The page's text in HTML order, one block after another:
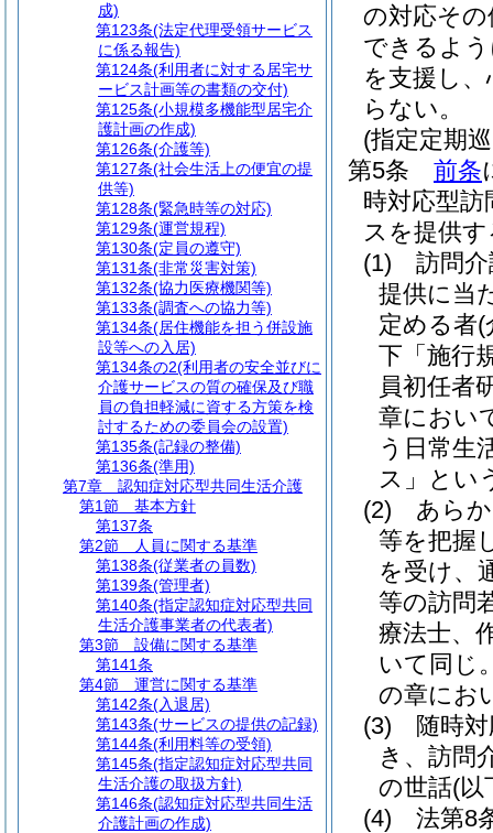
の対応そ
できるよ
を支援し
らない。
(指定定期
第5条
前条
時対応型
スを提供
(1)
訪問
提供に当
定める者(
下「施行
員初任者
章におい
う日常生
ス」とい
(2)
あら
等を把握
を受け、
等の訪問
療法士、
いて同じ
の章にお
(3)
随時
き、訪問
の世話(以
(4)
法第8
成)
第123条(法定代理受領サービス
に係る報告)
第124条(利用者に対する居宅サ
ービス計画等の書類の交付)
第125条(小規模多機能型居宅介
護計画の作成)
第126条(介護等)
第127条(社会生活上の便宜の提
供等)
第128条(緊急時等の対応)
第129条(運営規程)
第130条(定員の遵守)
第131条(非常災害対策)
第132条(協力医療機関等)
第133条(調査への協力等)
第134条(居住機能を担う併設施
設等への入居)
第134条の2(利用者の安全並びに
介護サービスの質の確保及び職
員の負担軽減に資する方策を検
討するための委員会の設置)
第135条(記録の整備)
第136条(準用)
第7章
認知症対応型共同生活介護
第1節
基本方針
第137条
第2節
人員に関する基準
第138条(従業者の員数)
第139条(管理者)
第140条(指定認知症対応型共同
生活介護事業者の代表者)
第3節
設備に関する基準
第141条
第4節
運営に関する基準
第142条(入退居)
第143条(サービスの提供の記録)
第144条(利用料等の受領)
第145条(指定認知症対応型共同
生活介護の取扱方針)
第146条(認知症対応型共同生活
介護計画の作成)